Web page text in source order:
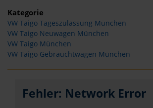
Kategorie
VW Taigo Tageszulassung München
VW Taigo Neuwagen München
VW Taigo München
VW Taigo Gebrauchtwagen München
Fehler: Network Error